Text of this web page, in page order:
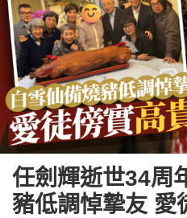
任劍輝逝世34周
豬低調悼摯友 愛